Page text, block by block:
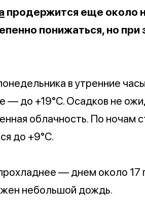
продержится еще около
понижаться, но при
в утренние
— до +19°C. Осадков не
облачность. По ночам
до +9°C.
— днем около 17
небольшой дождь.